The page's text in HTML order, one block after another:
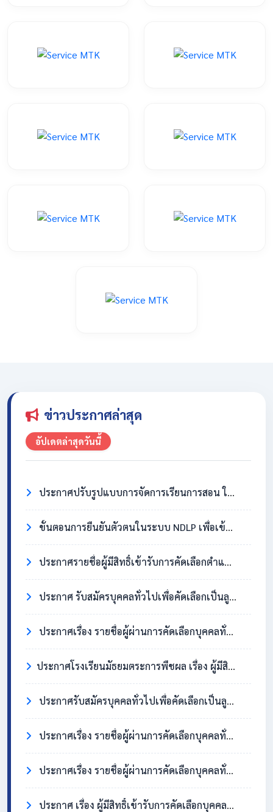
ข่าวประกาศล่าสุด
อัปเดตล่าสุดวันนี้
ประกาศปรับรูปแบบการจัดการเรียนการสอน ในวันที่ 31 กรกฎาคม 2569
ขั้นตอนการยืนยันตัวตนในระบบ NDLP เพื่อเข้าใช้งาน Chromebook
ประกาศรายชื่อผู้มีสิทธิ์เข้ารับการคัดเลือกตำแหน่งครูอัตราจ้าง วิชาเอกสังคมศึกษา
ประกาศ รับสมัครบุคคลทั่วไปเพื่อคัดเลือกเป็นลูกจ้างชั่วคราว ตำแหน่งครูอัตราจ้าง วิชาเอกสังคมศึกษา
ประกาศเรื่อง รายชื่อผู้ผ่านการคัดเลือกบุคคลทั่วไปเพื่อจ้างเป็นลูกจ้างชั่วคราว ตำแหน่ง แม่บ้าน/นักการภารโรง
​ประกาศโรงเรียนมัธยมตระการพืชผล เรื่อง ผู้มีสิทธิ์เข้ารับการคัดเลือกบุคคลทั่วไปเพื่อจ้างเป็นลูกจ้างชั่วคราว ตำแหน่งแม่บ้าน / นักการภารโรง
ประกาศรับสมัครบุคคลทั่วไปเพื่อคัดเลือกเป็นลูกจ้างชั่วคราว ตำแหน่งแม่บ้าน / นักการภารโรง
ประกาศเรื่อง รายชื่อผู้ผ่านการคัดเลือกบุคคลทั่วไปเพื่อจ้างเป็นลูกจ้างชั่วคราว ตำแหน่งครูอัตราจ้าง วิชาเอกภาษาอังกฤษ
ประกาศเรื่อง รายชื่อผู้ผ่านการคัดเลือกบุคคลทั่วไปเพื่อจ้างเป็นลูกจ้างชั่วคราว ตำแหน่ง แม่บ้าน/นักการภารโรง
ประกาศ เรื่อง ผู้มีสิทธิ์เข้ารับการคัดเลือกบุคคลทั่วไปเพื่อจ้างเป็นลูกจ้างชั่วคราว ตำแหน่งครูอัตราจ้าง วิชาเอกภาษาอังกฤษ